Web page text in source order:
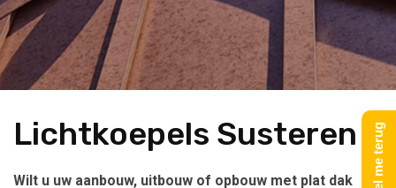
Lichtkoepels Susteren
Wilt u uw aanbouw, uitbouw of opbouw met plat dak
Bel me terug